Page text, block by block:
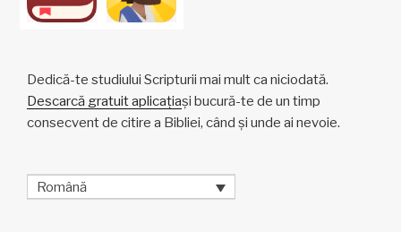
Dedică-te studiului Scripturii mai mult ca niciodată.
Descarcă gratuit aplicațiași bucură-te de un timp
consecvent de citire a Bibliei, când și unde ai nevoie.
Română